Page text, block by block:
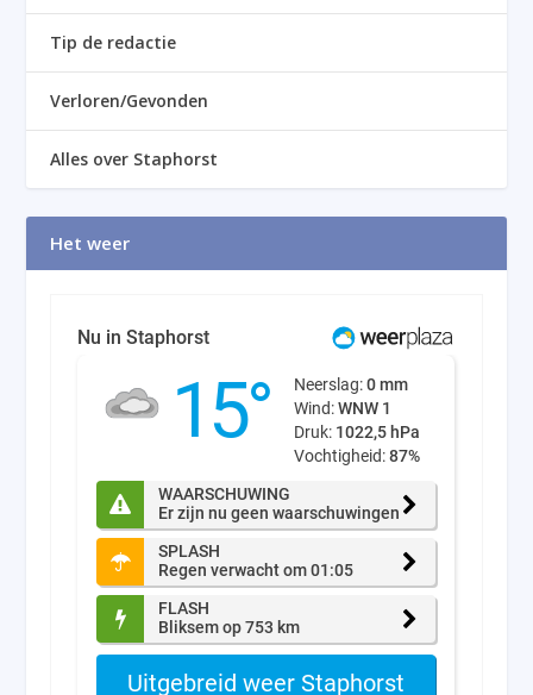
Tip de redactie
Verloren/Gevonden
Alles over Staphorst
Het weer